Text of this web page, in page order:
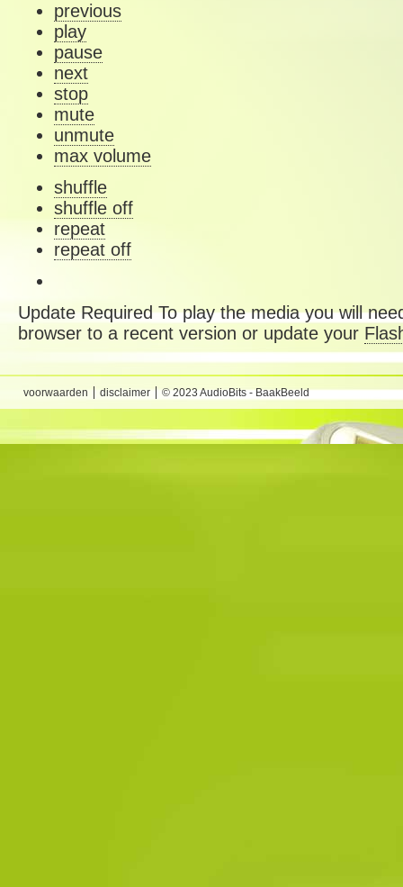
previous
play
pause
next
stop
mute
unmute
max volume
shuffle
shuffle off
repeat
repeat off
Update RequiredTo play the media you will
browser to a recent version or update your
voorwaarden disclaimer © 2023 AudioBits - BaakBeeld